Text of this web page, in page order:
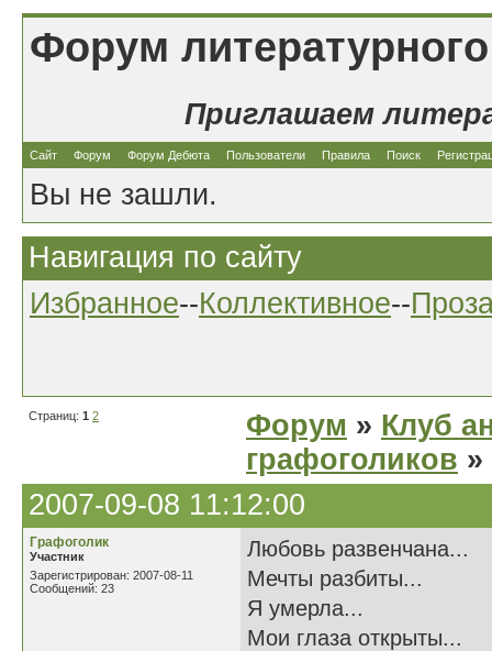
Форум
Приглашаем
Сайт Форум Форум Дебюта Пользователи Правила Поиск
Вы не зашли.
Навигация по сайту
Избранное--Коллективное--
Страниц: 1 2 Форум » Клуб
графоголиков
2007-09-08 11:12:00
Графоголик
Участник
Зарегистрирован: 2007-08-11
Сообщений: 23
Любовь развенчана...
Мечты разбиты...
Я умерла...
Мои глаза открыты...